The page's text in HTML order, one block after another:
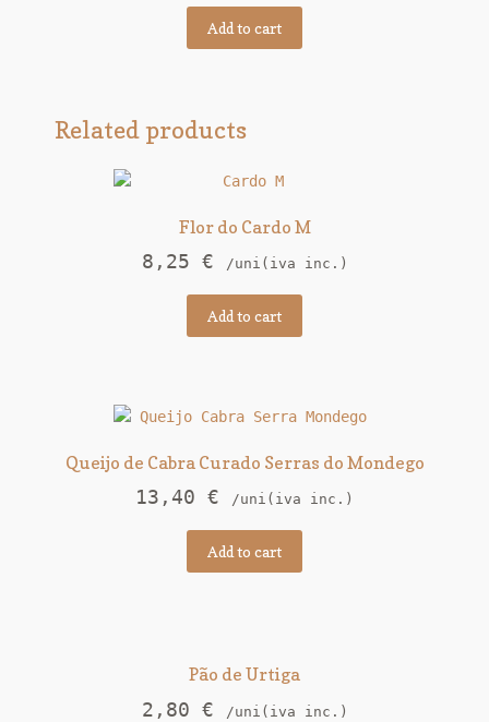
Add to cart
Related products
Flor do Cardo M
8,25 € /uni(iva inc.)
Add to cart
Queijo de Cabra Curado Serras do Mondego
13,40 € /uni(iva inc.)
Add to cart
Pão de Urtiga
2,80 € /uni(iva inc.)